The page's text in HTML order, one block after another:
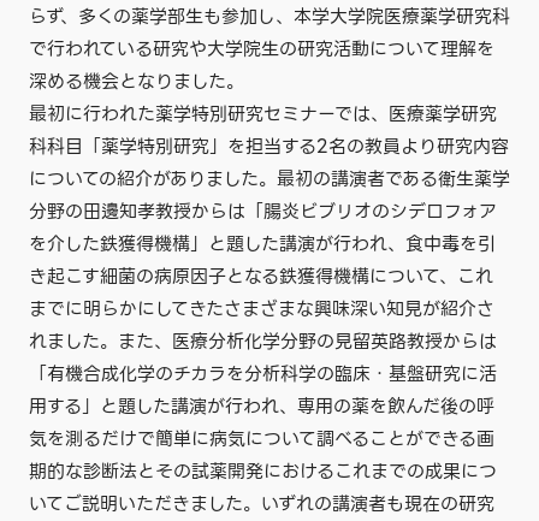
らず、多くの薬学部生も参加し、本学大学院医療薬学研究科
で行われている研究や大学院生の研究活動について理解を
深める機会となりました。
最初に行われた薬学特別研究セミナーでは、医療薬学研究
科科目「薬学特別研究」を担当する2名の教員より研究内容
についての紹介がありました。最初の講演者である衛生薬学
分野の田邊知孝教授からは「腸炎ビブリオのシデロフォア
を介した鉄獲得機構」と題した講演が行われ、食中毒を引
き起こす細菌の病原因子となる鉄獲得機構について、これ
までに明らかにしてきたさまざまな興味深い知見が紹介さ
れました。また、医療分析化学分野の見留英路教授からは
「有機合成化学のチカラを分析科学の臨床・基盤研究に活
用する」と題した講演が行われ、専用の薬を飲んだ後の呼
気を測るだけで簡単に病気について調べることができる画
期的な診断法とその試薬開発におけるこれまでの成果につ
いてご説明いただきました。いずれの講演者も現在の研究